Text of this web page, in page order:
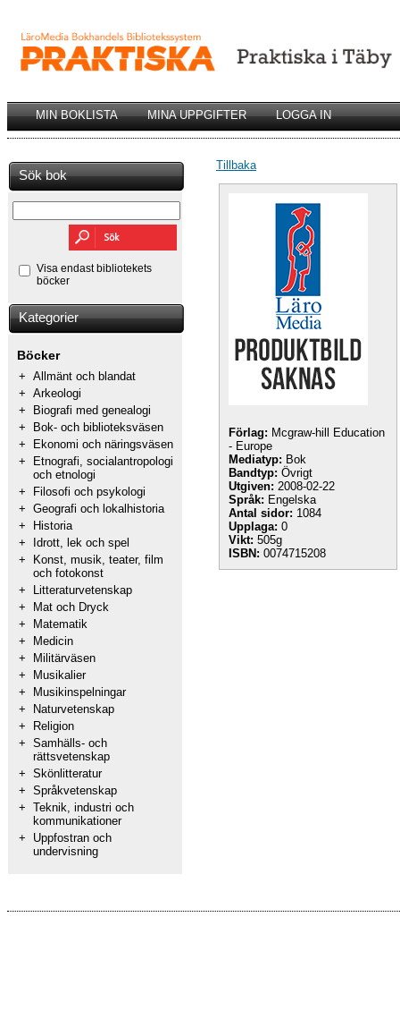
MIN BOKLISTA MINA UPPGIFTER LOGGA IN
Sök bok
Visa endast bibliotekets
böcker
Kategorier
Böcker
+ Allmänt och blandat
+ Arkeologi
+
Biografi med genealogi
+
Bok- och biblioteksväsen
+
Ekonomi och näringsväsen
+
Etnografi, socialantropologi
och etnologi
+
Filosofi och psykologi
+ Geografi och lokalhistoria
+
Historia
+
Idrott, lek och spel
+
Konst, musik, teater, film
och fotokonst
+
Litteraturvetenskap
+
Mat och Dryck
+
Matematik
+
Medicin
+
Militärväsen
+
Musikalier
+
Musikinspelningar
+
Naturvetenskap
+
Religion
+ Samhälls- och
rättsvetenskap
+ Skönlitteratur
+ Språkvetenskap
+ Teknik, industri och
kommunikationer
+
Uppfostran och
undervisning
Tillbaka
Förlag: Mcgraw-hill Education
- Europe
Mediatyp: Bok
Bandtyp: Övrigt
Utgiven: 2008-02-22
Språk: Engelska
Antal sidor: 1084
Upplaga: 0
Vikt: 505g
ISBN: 0074715208